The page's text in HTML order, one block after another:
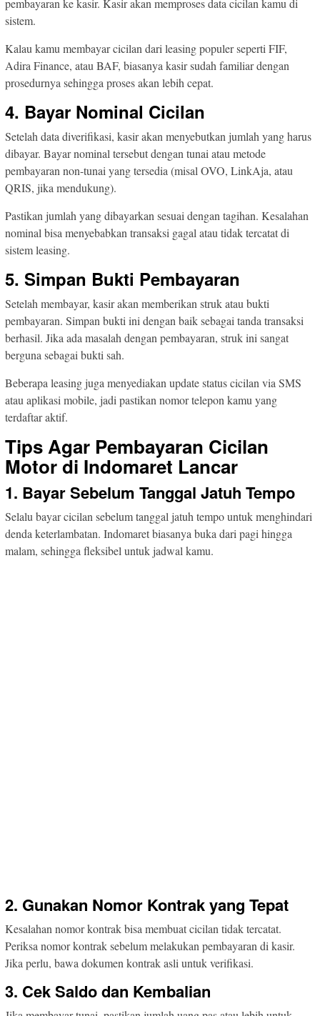
sistem.
Kalau kamu membayar cicilan dari leasing populer seperti FIF,
Adira Finance, atau BAF, biasanya kasir sudah familiar dengan
prosedurnya sehingga proses akan lebih cepat.
4. Bayar Nominal Cicilan
Setelah data diverifikasi, kasir akan menyebutkan jumlah yang harus
dibayar. Bayar nominal tersebut dengan tunai atau metode
pembayaran non-tunai yang tersedia (misal OVO, LinkAja, atau
QRIS, jika mendukung).
Pastikan jumlah yang dibayarkan sesuai dengan tagihan. Kesalahan
nominal bisa menyebabkan transaksi gagal atau tidak tercatat di
sistem leasing.
5. Simpan Bukti Pembayaran
Setelah membayar, kasir akan memberikan struk atau bukti
pembayaran. Simpan bukti ini dengan baik sebagai tanda transaksi
berhasil. Jika ada masalah dengan pembayaran, struk ini sangat
berguna sebagai bukti sah.
Beberapa leasing juga menyediakan update status cicilan via SMS
atau aplikasi mobile, jadi pastikan nomor telepon kamu yang
terdaftar aktif.
Tips Agar Pembayaran Cicilan
Motor di Indomaret Lancar
1. Bayar Sebelum Tanggal Jatuh Tempo
Selalu bayar cicilan sebelum tanggal jatuh tempo untuk menghindari
denda keterlambatan. Indomaret biasanya buka dari pagi hingga
malam, sehingga fleksibel untuk jadwal kamu.
2. Gunakan Nomor Kontrak yang Tepat
Kesalahan nomor kontrak bisa membuat cicilan tidak tercatat.
Periksa nomor kontrak sebelum melakukan pembayaran di kasir.
Jika perlu, bawa dokumen kontrak asli untuk verifikasi.
3. Cek Saldo dan Kembalian